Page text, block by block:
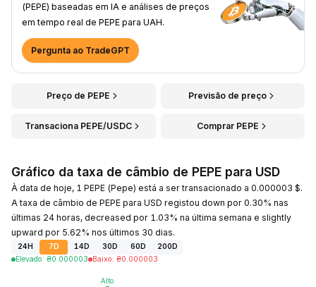
(PEPE) baseadas em IA e análises de preços
em tempo real de PEPE para UAH.
Pergunta ao TradeGPT
Preço de PEPE Previsão de preço
Transaciona PEPE/USDC Comprar PEPE
Gráfico da taxa de câmbio de PEPE para USD
À data de hoje, 1 PEPE (Pepe) está a ser transacionado a 0.000003 $.
A taxa de câmbio de PEPE para USD registou down por 0.30% nas
últimas 24 horas, decreased por 1.03% na última semana e slightly
upward por 5.62% nos últimos 30 dias.
24H 7D 14D 30D 60D
200D
Elevado: ₴0.000003 Baixo: ₴0.000003